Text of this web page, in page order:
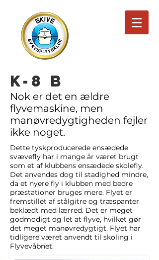
K-8 B
Nok er det en ældre
flyvemaskine, men
manøvredygtigheden fejler
ikke noget.
Dette tyskproducerede ensædede
svævefly har i mange år været brugt
som et af klubbens ensædede skolefly.
Det anvendes dog til stadighed mindre,
da et nyere fly i klubben med bedre
præstationer bruges mere. Flyet er
fremstillet af stålgitre og træspanter
beklædt med lærred. Det er meget
godmodigt og let at flyve, hvilket gør
det meget manøvredygtigt. Flyet har
tidligere været anvendt til skoling i
Flyvevåbnet.